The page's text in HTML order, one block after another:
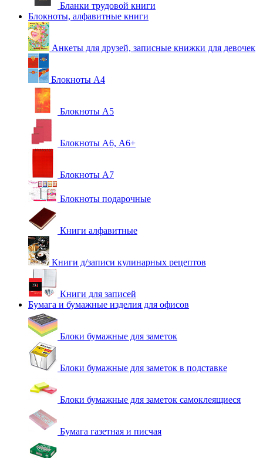
Бланки трудовой книги
Блокноты, алфавитные книги
Анкеты для друзей, записные книжки для девочек
Блокноты А4
Блокноты А5
Блокноты А6, А6+
Блокноты А7
Блокноты подарочные
Книги алфавитные
Книги д/записи кулинарных рецептов
Книги для записей
Бумага и бумажные изделия для офисов
Блоки бумажные для заметок
Блоки бумажные для заметок в подставке
Блоки бумажные для заметок самоклеящиеся
Бумага газетная и писчая